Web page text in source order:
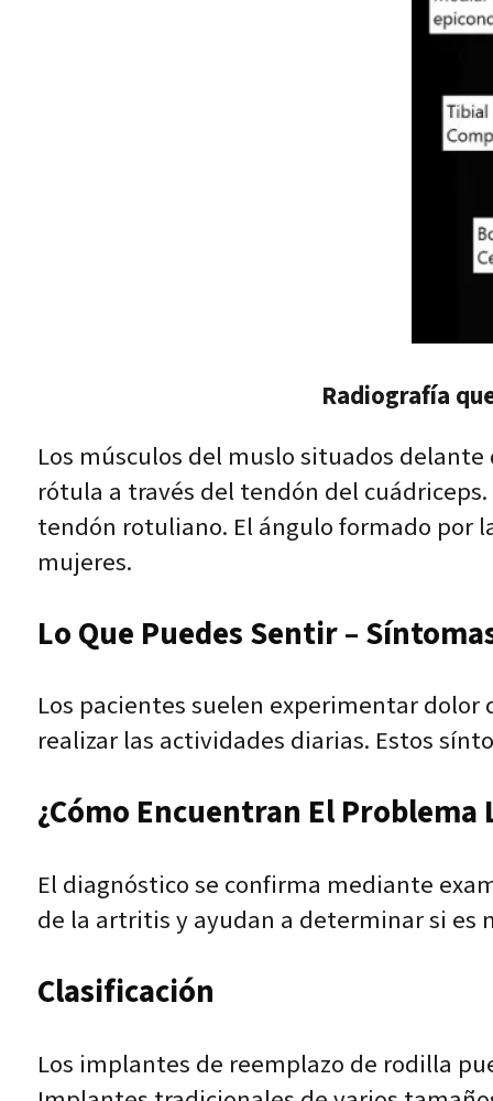
Radiografía
Los músculos del muslo situados
rótula a través del tendón del
tendón rotuliano. El ángulo formado por
mujeres.
Lo Que Puedes Sentir –
Los pacientes suelen experimentar
realizar las actividades diarias. Estos
¿Cómo Encuentran El Problema
El diagnóstico se confirma mediante
de la artritis y ayudan a determinar si es
Clasificación
Los implantes de reemplazo de rodilla